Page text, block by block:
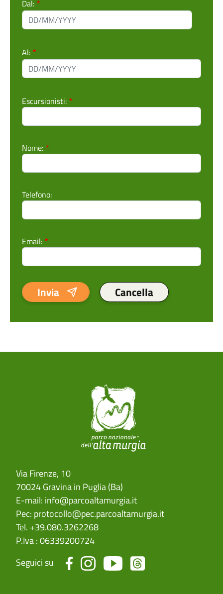
Dal:
Dal:: Data
Al:
Al:: Data
Escursionisti:
Nome:
Telefono:
Email:
Via Firenze, 10
70024 Gravina in Puglia (Ba)
E-mail: info@parcoaltamurgia.it
Pec: protocollo@pec.parcoaltamurgia.it
Tel. +39.080.3262268
P.Iva : 06339200724
Seguici su